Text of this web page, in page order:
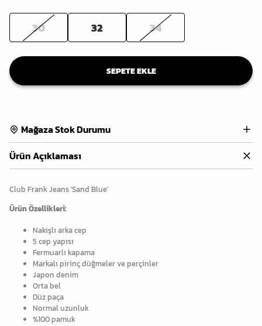
30 32 34
SEPETE EKLE
Mağaza Stok Durumu
Ürün Açıklaması
Club Frank Jeans 'Sand Blue'
Ürün Özellikleri:
Nakışlı arka cep
5 cep yapısı
Fermuarlı kapama
Markalı pirinç düğmeler ve perçinler
Japon denim
Orta bel
Düz paça
Normal uzunluk
%100 pamuk